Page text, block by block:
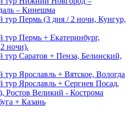
– Кинешма
тур Пермь (3 дня / 2 ночи, Кунгур,
Пермь + Екатеринбург,
ночи).
тур Саратов + Пенза, Белинский,
Ярославль + Вятское, Вологда
Ярославль + Сергиев Посад,
Ростов Великий - Кострома
+ Казань